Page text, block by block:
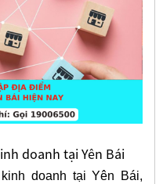
doanh tại Yên Bái
doanh tại Yên Bái,